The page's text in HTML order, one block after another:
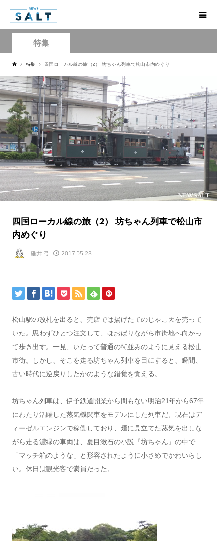
特集
特集 四国ローカル線の旅（2） 坊ちゃん列車で松山市内めぐり
四国ローカル線の旅（2） 坊ちゃん列車で松山市
内めぐり
碓井 弓 2017.05.23
松山駅の改札を出ると、売店では揚げたてのじゃこ天を売って
いた。思わずひとつ注文して、ほおばりながら市街地へ向かっ
て歩き出す。一見、いたって普通の街並みのように見える松山
市街。しかし、そこを走る坊ちゃん列車を目にすると、瞬間、
古い時代に逆戻りしたかのような錯覚を覚える。
坊ちゃん列車は、伊予鉄道開業から間もない明治21年から67年
にわたり活躍した蒸気機関車をモデルにした列車だ。現在はデ
ィーゼルエンジンで稼働しており、煙に見立てた蒸気を出しな
がら走る濃緑の車両は、夏目漱石の小説『坊ちゃん』の中で
「マッチ箱のような」と形容されたように小さめでかわいらし
い。休日は観光客で満員だった。